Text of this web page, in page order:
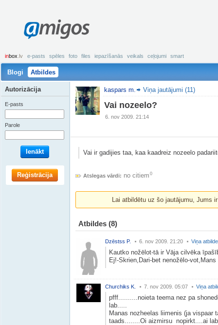
amigos
inbox .lv e-pasts spēles foto files iepazīšanās veikals ceļojumi smart
Blogi Atbildes
kaspars m. Viņa jautājumi (11)
Vai nozeelo?
6. nov 2009. 21:14
Vai ir gadijies taa, kaa kaadreiz nozeelo
Atslegas vārdi: no citiem 0
Lai atbildētu uz šo jautājumu, Jums
Atbildes (8)
Dzēstss P. 6. nov 2009. 21:20 Viņa
Kautko nožēlot-tā ir Vāja cilvēka
Ej!-Skrien,Dari-bet nenožēlo-
Churchiks K. 7. nov 2009. 05:07 Viņa
pfff..........noieta teema nez pa
lab.....
Manas nozheelas liimenis (ja vispaar
taads........Oi aizmirsu nopirkt....ai
Autorizācija
E-pasts
Parole
Ienākt
Reģistrācija